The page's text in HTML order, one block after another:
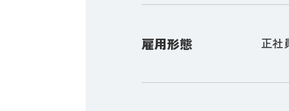
雇用形態 正社